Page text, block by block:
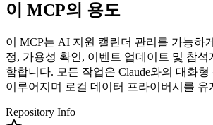
이 MCP의 용도
이 MCP는 AI 지원 캘린더 관리를 가능하
정, 가용성 확인, 이벤트 업데이트 및 참석
함합니다. 모든 작업은 Claude와의 대화
이루어지며 로컬 데이터 프라이버시를 유
Repository Info